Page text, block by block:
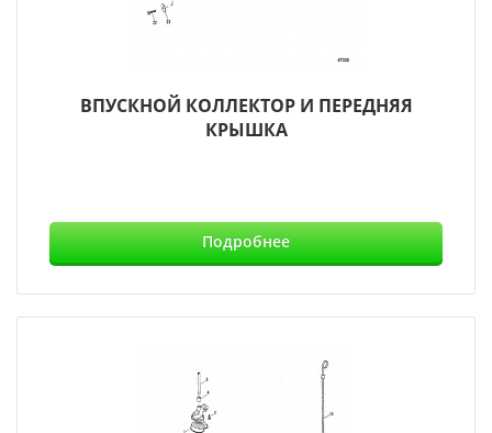
ВПУСКНОЙ КОЛЛЕКТОР И ПЕРЕДНЯЯ
КРЫШКА
Подробнее